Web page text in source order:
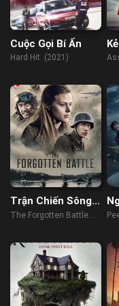
Cuộc Gọi Bí Ẩn
Hard Hit (2021)
Trận Chiến Sông
Scheldt
The Forgotten Battle
3